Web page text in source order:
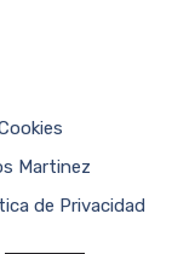
Martinez
de Privacidad